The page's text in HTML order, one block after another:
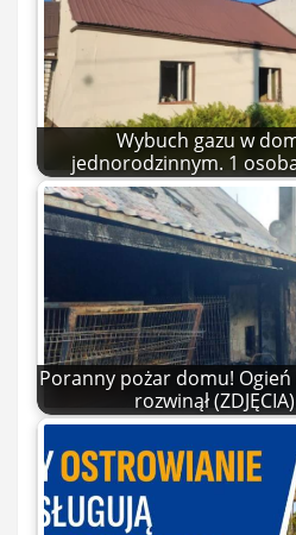
Wybuch gazu w
jednorodzinnym. 1
Poranny pożar domu!
rozwinął (ZDJĘCIA)